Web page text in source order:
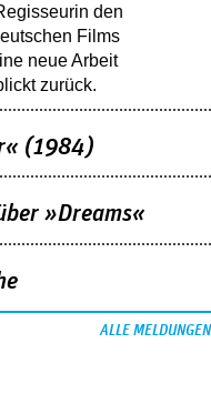
den
Films
neue Arbeit
zurück.
(1984)
»Dreams«
ALLE MELDUNGEN